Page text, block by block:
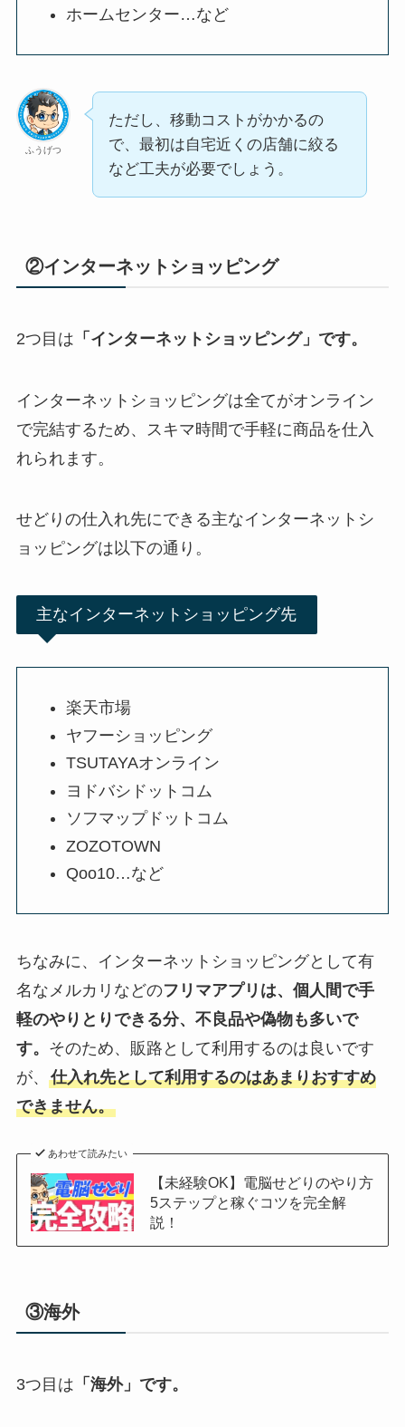
ホームセンター…など
ふうげつ
ただし、移動コストがかかるの
で、最初は自宅近くの店舗に絞る
など工夫が必要でしょう。
②インターネットショッピング
2つ目は 「インターネットショッピング」です。
インターネットショッピングは全てがオンライン
で完結するため、スキマ時間で手軽に商品を仕入
れられます。
せどりの仕入れ先にできる主なインターネットシ
ョッピングは以下の通り。
主なインターネットショッピング先
楽天市場
ヤフーショッピング
TSUTAYAオンライン
ヨドバシドットコム
ソフマップドットコム
ZOZOTOWN
Qoo10…など
ちなみに、インターネットショッピングとして有
名なメルカリなどのフリマアプリは、 個人間で手
軽のやりとりできる分、不良品や偽物も多いで
す。 そのため、販路として利用するのは良いです
が、 仕入れ先として利用するのはあまりおすすめ
できません。
あわせて読みたい
【未経験OK】電脳せどりのやり方
5ステップと稼ぐコツを完全解
説！
③海外
3つ目は 「海外」です。